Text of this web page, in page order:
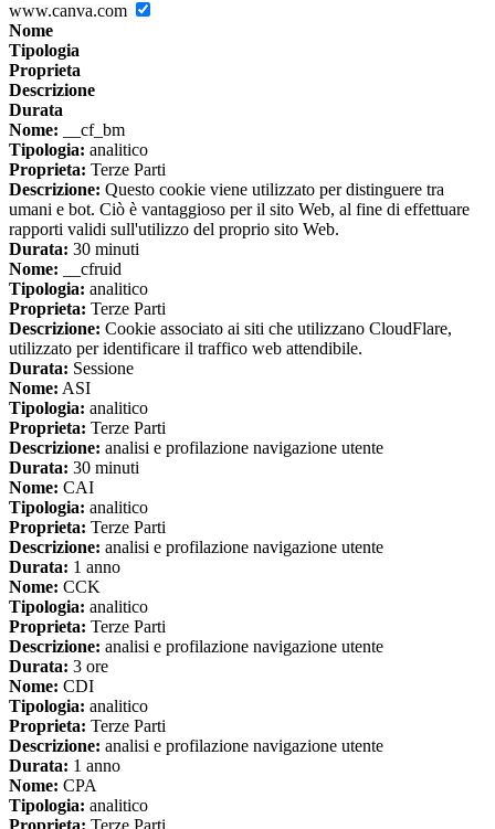
www.canva.com
Nome
Tipologia
Proprieta
Descrizione
Durata
Nome: __cf_bm
Tipologia: analitico
Proprieta: Terze Parti
Descrizione: Questo cookie viene utilizzato per distinguere tra
umani e bot. Ciò è vantaggioso per il sito Web, al fine di effettuare
rapporti validi sull'utilizzo del proprio sito Web.
Durata: 30 minuti
Nome: __cfruid
Tipologia: analitico
Proprieta: Terze Parti
Descrizione: Cookie associato ai siti che utilizzano CloudFlare,
utilizzato per identificare il traffico web attendibile.
Durata: Sessione
Nome: ASI
Tipologia: analitico
Proprieta: Terze Parti
Descrizione: analisi e profilazione navigazione utente
Durata: 30 minuti
Nome: CAI
Tipologia: analitico
Proprieta: Terze Parti
Descrizione: analisi e profilazione navigazione utente
Durata: 1 anno
Nome: CCK
Tipologia: analitico
Proprieta: Terze Parti
Descrizione: analisi e profilazione navigazione utente
Durata: 3 ore
Nome: CDI
Tipologia: analitico
Proprieta: Terze Parti
Descrizione: analisi e profilazione navigazione utente
Durata: 1 anno
Nome: CPA
Tipologia: analitico